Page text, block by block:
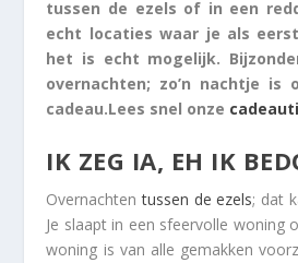
tussen de ezels of in een
echt locaties waar je als
het is echt mogelijk.
overnachten; zo’n nachtje is
cadeau.Lees snel onze
IK ZEG IA, EH IK
Overnachtentussen de ezels; dat
Je slaapt in een sfeervolle woning
woning is van alle gemakken